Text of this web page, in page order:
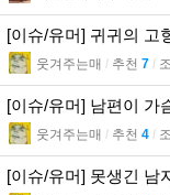
[이슈/유머] 귀귀의 고
웃겨주는매 l 추천 7 l
[이슈/유머] 남편이 가
웃겨주는매 l 추천 4 l
[이슈/유머] 못생긴 남